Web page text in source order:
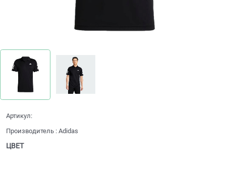
Артикул:
Производитель : Adidas
ЦВЕТ